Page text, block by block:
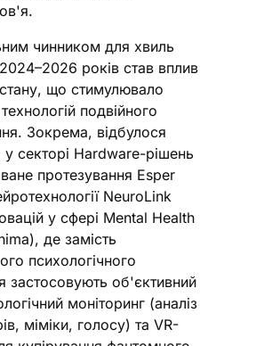
чинником для хвиль
2024–2026 років став вплив
що стимулювало
подвійного
Зокрема, відбулося
у секторі Hardware-рішень
протезування Esper
NeuroLink
у сфері Mental Health
де замість
психологічного
застосовують об'єктивний
моніторинг (аналіз
міміки, голосу) та VR-